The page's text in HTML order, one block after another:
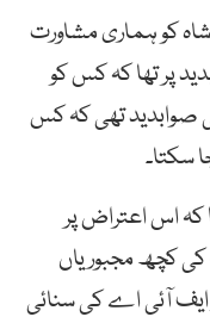
کو ہماری مشاورت
پر تھا کہ کس کو
صوابدید تھی کہ کس
سکتا۔
کہ اس اعتراض پر
کچھ مجبوریاں
ایف آئی اے کی سنائی